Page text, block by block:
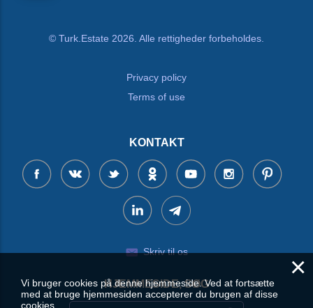
© Turk.Estate 2026. Alle rettigheder forbeholdes.
Privacy policy
Terms of use
KONTAKT
Skriv til os
HJEMMESIDE, SØG
×
Vi bruger cookies på denne hjemmeside. Ved at fortsætte
med at bruge hjemmesiden accepterer du brugen af disse
cookies.